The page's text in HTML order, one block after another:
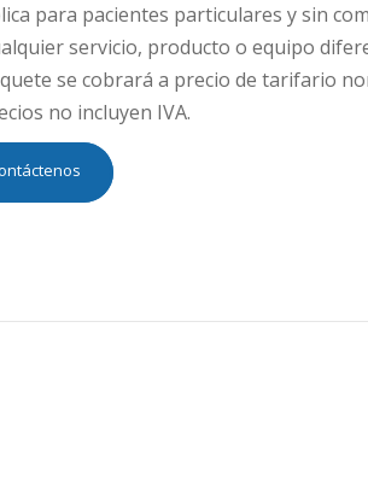
para pacientes particulares y sin
servicio, producto o equipo
se cobrará a precio de tarifario
no incluyen IVA.